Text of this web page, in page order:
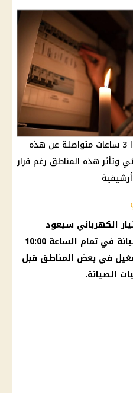
لماذا سيتم انقطاع الكهرباء غدًا 3 ساعات متواصلة عن هذه
وتأثر هذه المناطق رغم قرار
الكهربائي سيعود
تدريجيًا بعد انتهاء أعمال الصيانة في تمام الساعة 10:00
في بعض المناطق قبل
الصيانة.